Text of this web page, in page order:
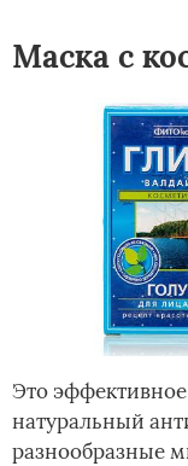
Маска с
Это
натуральный
разнообразные